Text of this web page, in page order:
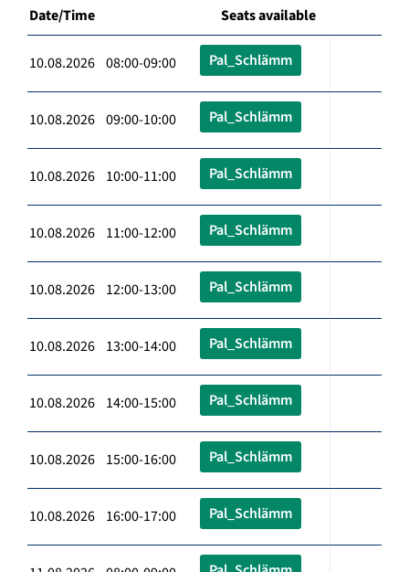
Date/Time Seats available
10.08.2026 08:00-09:00 Pal_Schlämm
10.08.2026 09:00-10:00 Pal_Schlämm
10.08.2026 10:00-11:00 Pal_Schlämm
10.08.2026 11:00-12:00 Pal_Schlämm
10.08.2026 12:00-13:00 Pal_Schlämm
10.08.2026 13:00-14:00 Pal_Schlämm
10.08.2026 14:00-15:00 Pal_Schlämm
10.08.2026 15:00-16:00 Pal_Schlämm
10.08.2026 16:00-17:00 Pal_Schlämm